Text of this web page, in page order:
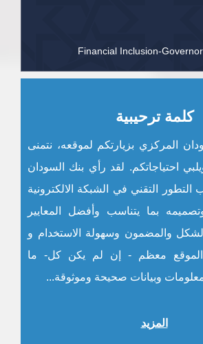
Financial Inclusion-
كلمة ترحيبية
المركزي بزيارتكم لموقعه، نتمنى
احتياجاتكم. لقد رأي بنك السودان
التطور التقني في الشبكة الالكترونية
بما يتناسب وأفضل المعايير
والمضمون وسهولة الاستخدام و
معظم - إن لم يكن كل- ما
وبيانات صحيحة وموثوقة...
المزيد